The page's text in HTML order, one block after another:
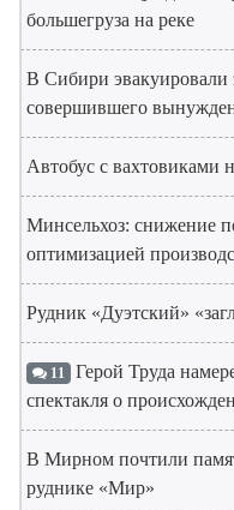
большегруза на реке
В Сибири эвакуировали
совершившего
Автобус с вахтовиками
Минсельхоз: снижение
оптимизацией
Рудник «Дуэтский»
11 Герой Труда
спектакля о
В Мирном почтили
руднике «Мир»